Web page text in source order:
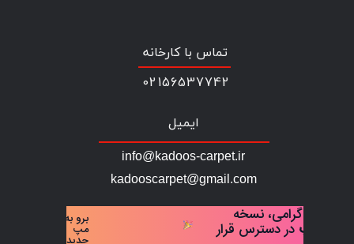
تماس با کارخانه
02156537742
ایمیل
info@kadoos-carpet.ir
​​​​​​​​kadooscarpet@gmail.com